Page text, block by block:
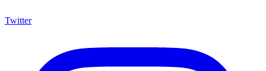
Twitter